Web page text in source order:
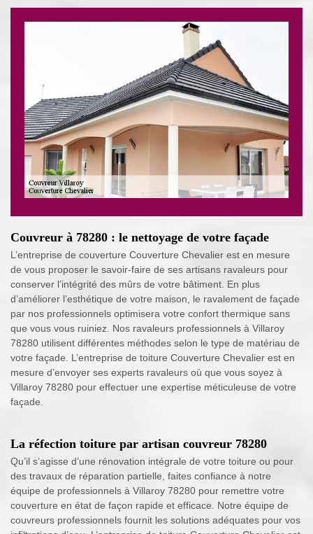
Couvreur à 78280 : le nettoyage de votre façade
L’entreprise de couverture Couverture Chevalier est en mesure
de vous proposer le savoir-faire de ses artisans ravaleurs pour
conserver l’intégrité des mûrs de votre bâtiment. En plus
d’améliorer l’esthétique de votre maison, le ravalement de façade
par nos professionnels optimisera votre confort thermique sans
que vous vous ruiniez. Nos ravaleurs professionnels à Villaroy
78280 utilisent différentes méthodes selon le type de matériau de
votre façade. L’entreprise de toiture Couverture Chevalier est en
mesure d’envoyer ses experts ravaleurs où que vous soyez à
Villaroy 78280 pour effectuer une expertise méticuleuse de votre
façade.
La réfection toiture par artisan couvreur 78280
Qu’il s’agisse d’une rénovation intégrale de votre toiture ou pour
des travaux de réparation partielle, faites confiance à notre
équipe de professionnels à Villaroy 78280 pour remettre votre
couverture en état de façon rapide et efficace. Notre équipe de
couvreurs professionnels fournit les solutions adéquates pour vos